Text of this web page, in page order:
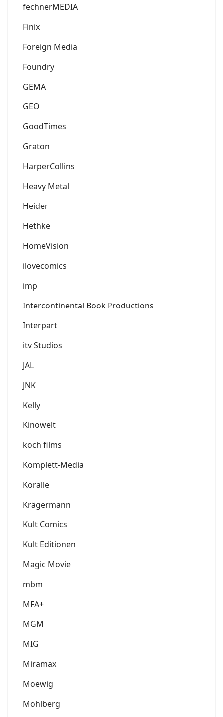
fechnerMEDIA
Finix
Foreign Media
Foundry
GEMA
GEO
GoodTimes
Graton
HarperCollins
Heavy Metal
Heider
Hethke
HomeVision
ilovecomics
imp
Intercontinental Book Productions
Interpart
itv Studios
JAL
JNK
Kelly
Kinowelt
koch films
Komplett-Media
Koralle
Krägermann
Kult Comics
Kult Editionen
Magic Movie
mbm
MFA+
MGM
MIG
Miramax
Moewig
Mohlberg